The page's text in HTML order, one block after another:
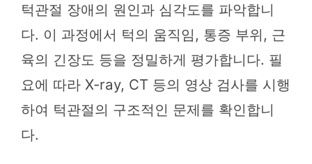
턱관절 장애의 원인과 심각도를 파악합니
다. 이 과정에서 턱의 움직임, 통증 부위, 근
육의 긴장도 등을 정밀하게 평가합니다. 필
요에 따라 X-ray, CT 등의 영상 검사를 시행
하여 턱관절의 구조적인 문제를 확인합니
다.